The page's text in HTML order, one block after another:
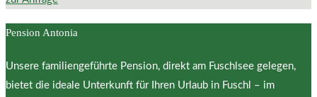
Pension Antonia
Unsere familiengeführte Pension, direkt am Fuschlsee gelegen,
bietet die ideale Unterkunft für Ihren Urlaub in Fuschl – im